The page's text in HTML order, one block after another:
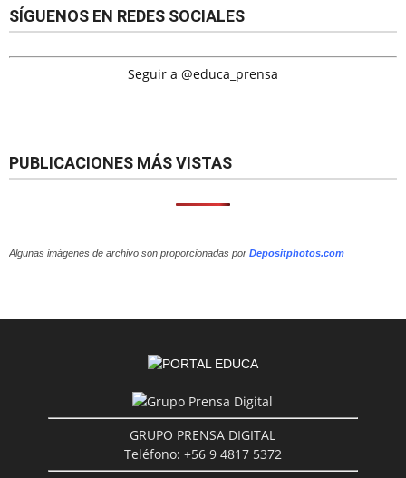
SÍGUENOS EN REDES SOCIALES
Seguir a @educa_prensa
PUBLICACIONES MÁS VISTAS
Algunas imágenes de archivo son proporcionadas por Depositphotos.com
GRUPO PRENSA DIGITAL
Teléfono: +56 9 4817 5372